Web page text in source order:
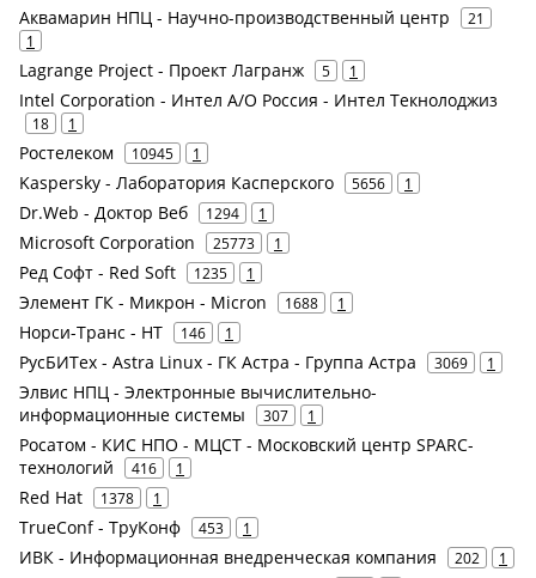
Аквамарин НПЦ - Научно-производственный центр
21
1
Lagrange Project - Проект Лагранж 5 1
Intel Corporation - Интел А/О Россия - Интел Текнолоджиз
18 1
Ростелеком 10945 1
Kaspersky - Лаборатория Касперского 5656 1
Dr.Web - Доктор Веб 1294 1
Microsoft Corporation 25773 1
Ред Софт - Red Soft 1235 1
Элемент ГК - Микрон - Micron 1688 1
Норси-Транс - НТ 146 1
РусБИТех - Astra Linux - ГК Астра - Группа Астра 3069 1
Элвис НПЦ - Электронные вычислительно-
информационные системы
307 1
Росатом - КИС НПО - МЦСТ - Московский центр SPARC-
технологий
416 1
Red Hat 1378 1
TrueConf - ТруКонф 453 1
ИВК - Информационная внедренческая компания 202 1